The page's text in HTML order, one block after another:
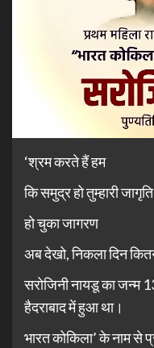
‘श्रम करते हैं हम
कि समुद्र हो तुम्हारी
हो चुका जागरण
अब देखो, निकला दिन
सरोजिनी नायडू का
हैदराबाद में हुआ था।
भारत कोकिला’ के नाम से